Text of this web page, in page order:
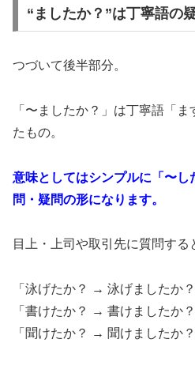
“ましたか？”は丁寧語の
つづいて後半部分。
「〜ましたか？」は丁寧語「
たもの。
意味としてはシンプルに「〜し
問・疑問の形になります。
目上・上司や取引先に質問する
「泳げたか？ → 泳げましたか？
「書けたか？ → 書けましたか？
「聞けたか？ → 聞けましたか？